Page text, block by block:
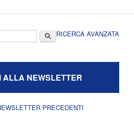
CercaRICERCA AVANZATA
ALLA NEWSLETTER
PRECEDENTI